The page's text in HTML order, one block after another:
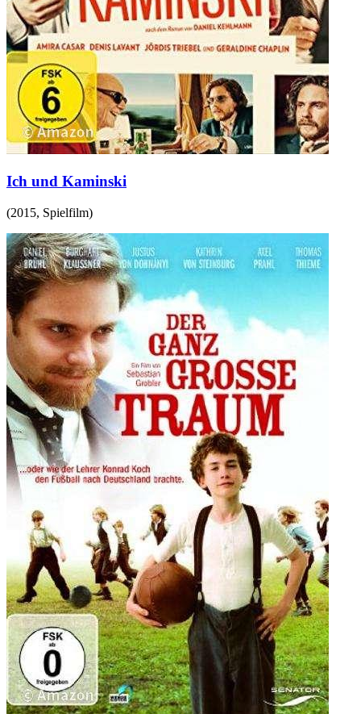
Ich und Kaminski
(2015, Spielfilm)